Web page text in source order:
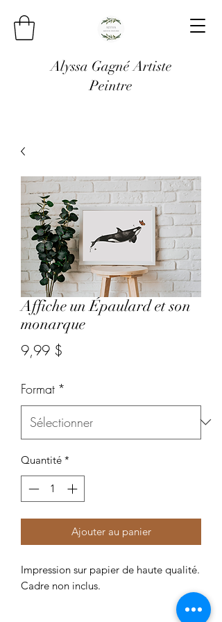
Alyssa Gagné Artiste
Peintre
Affiche un Épaulard et son
monarque
9,99 $
Format *
Quantité *
Ajouter au panier
Impression sur papier de haute qualité.
Cadre non inclus.